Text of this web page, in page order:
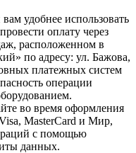
вам удобнее использовать
оплату через
расположенном в
по адресу: ул. Бажова,
платежных систем
операции
во время оформления
MasterCard и Мир,
с помощью
данных.